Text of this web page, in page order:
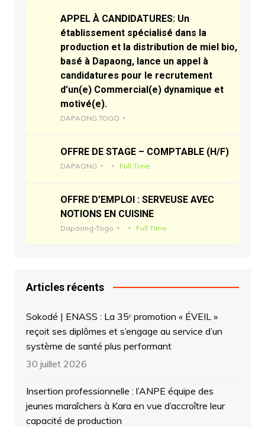
APPEL À CANDIDATURES: Un
établissement spécialisé dans la
production et la distribution de miel bio,
basé à Dapaong, lance un appel à
candidatures pour le recrutement
d’un(e) Commercial(e) dynamique et
motivé(e).
DAPAONG TOGO
OFFRE DE STAGE – COMPTABLE (H/F)
DAPAONG Full Time
OFFRE D’EMPLOI : SERVEUSE AVEC
NOTIONS EN CUISINE
Dapaong-Togo Full Time
Articles récents
Sokodé | ENASS : La 35ᵉ promotion « ÉVEIL »
reçoit ses diplômes et s’engage au service d’un
système de santé plus performant
30 juillet 2026
Insertion professionnelle : l’ANPE équipe des
jeunes maraîchers à Kara en vue d’accroître leur
capacité de production